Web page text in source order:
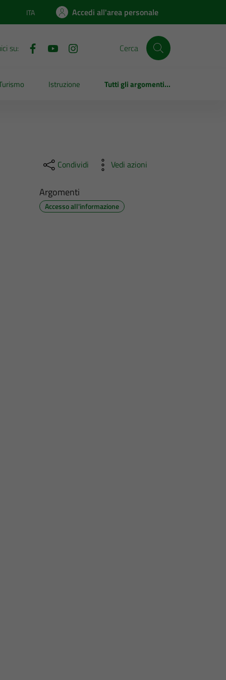
Lingua attiva:
ITA Accedi all'area personale
su: Cerca
Istruzione Tutti gli argomenti...
Condividi Vedi azioni
Argomenti
Accesso all'informazione